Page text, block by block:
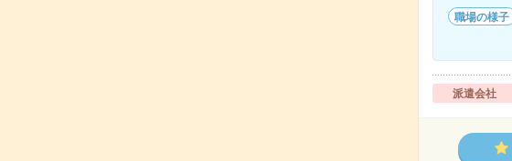
職場の様子
派遣会社